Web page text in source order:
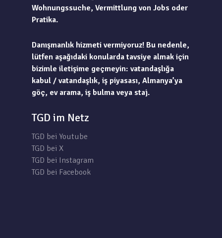
Wohnungssuche, Vermittlung von Jobs oder
Pratika.
Danışmanlık hizmeti vermiyoruz! Bu nedenle,
lütfen aşağıdaki konularda tavsiye almak için
bizimle iletişime geçmeyin: vatandaşlığa
kabul / vatandaşlık, iş piyasası, Almanya’ya
göç, ev arama, iş bulma veya staj.
TGD im Netz
TGD bei Youtube
TGD bei X
TGD bei Instagram
TGD bei Facebook